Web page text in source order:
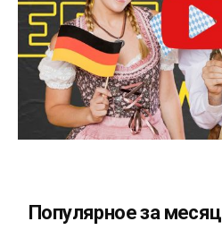
Популярное за месяц